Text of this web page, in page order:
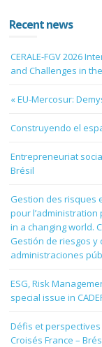
Recent news
CERALE-FGV 2026
and Challenges in
« EU-Mercosur:
Construyendo el
Entrepreneuriat
Brésil
Gestion des risques
pour
in a changing world.
Gestión de riesgos y
administraciones
ESG, Risk
special issue in
Défis et
Croisés France –